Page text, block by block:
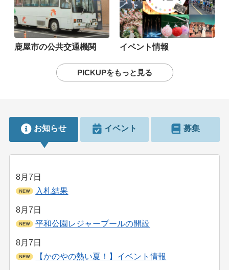
鹿屋市の公共交通機関 イベント情報
PICKUPをもっと見る
お知らせ
8月7日
入札結果
8月7日
平和公園レジャープールの開設
8月7日
【かのやの熱い夏！】イベント情報
イベント 募集